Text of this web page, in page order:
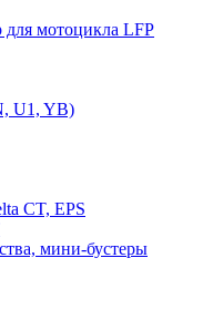
мотоцикла LFP
U1, YB)
CT, EPS
мини-бустеры